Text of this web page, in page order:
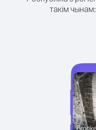
такім чынам: